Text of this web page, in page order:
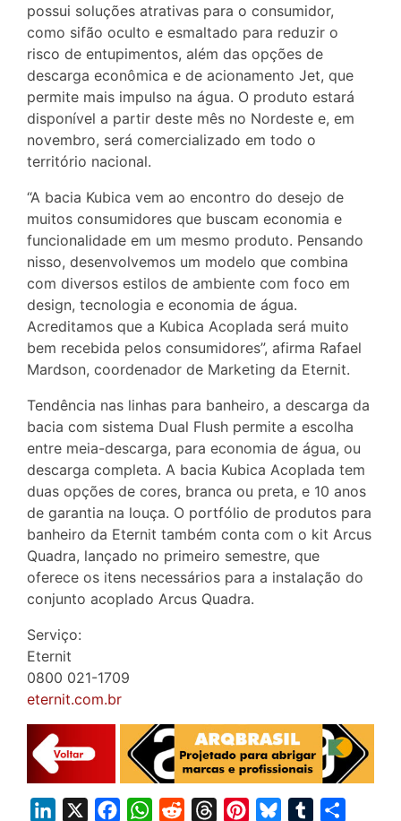
possui soluções atrativas para o consumidor,
como sifão oculto e esmaltado para reduzir o
risco de entupimentos, além das opções de
descarga econômica e de acionamento Jet, que
permite mais impulso na água. O produto estará
disponível a partir deste mês no Nordeste e, em
novembro, será comercializado em todo o
território nacional.
“A bacia Kubica vem ao encontro do desejo de
muitos consumidores que buscam economia e
funcionalidade em um mesmo produto. Pensando
nisso, desenvolvemos um modelo que combina
com diversos estilos de ambiente com foco em
design, tecnologia e economia de água.
Acreditamos que a Kubica Acoplada será muito
bem recebida pelos consumidores”, afirma Rafael
Mardson, coordenador de Marketing da Eternit.
Tendência nas linhas para banheiro, a descarga da
bacia com sistema Dual Flush permite a escolha
entre meia-descarga, para economia de água, ou
descarga completa. A bacia Kubica Acoplada tem
duas opções de cores, branca ou preta, e 10 anos
de garantia na louça. O portfólio de produtos para
banheiro da Eternit também conta com o kit Arcus
Quadra, lançado no primeiro semestre, que
oferece os itens necessários para a instalação do
conjunto acoplado Arcus Quadra.
Serviço:
Eternit
0800 021-1709
eternit.com.br
W